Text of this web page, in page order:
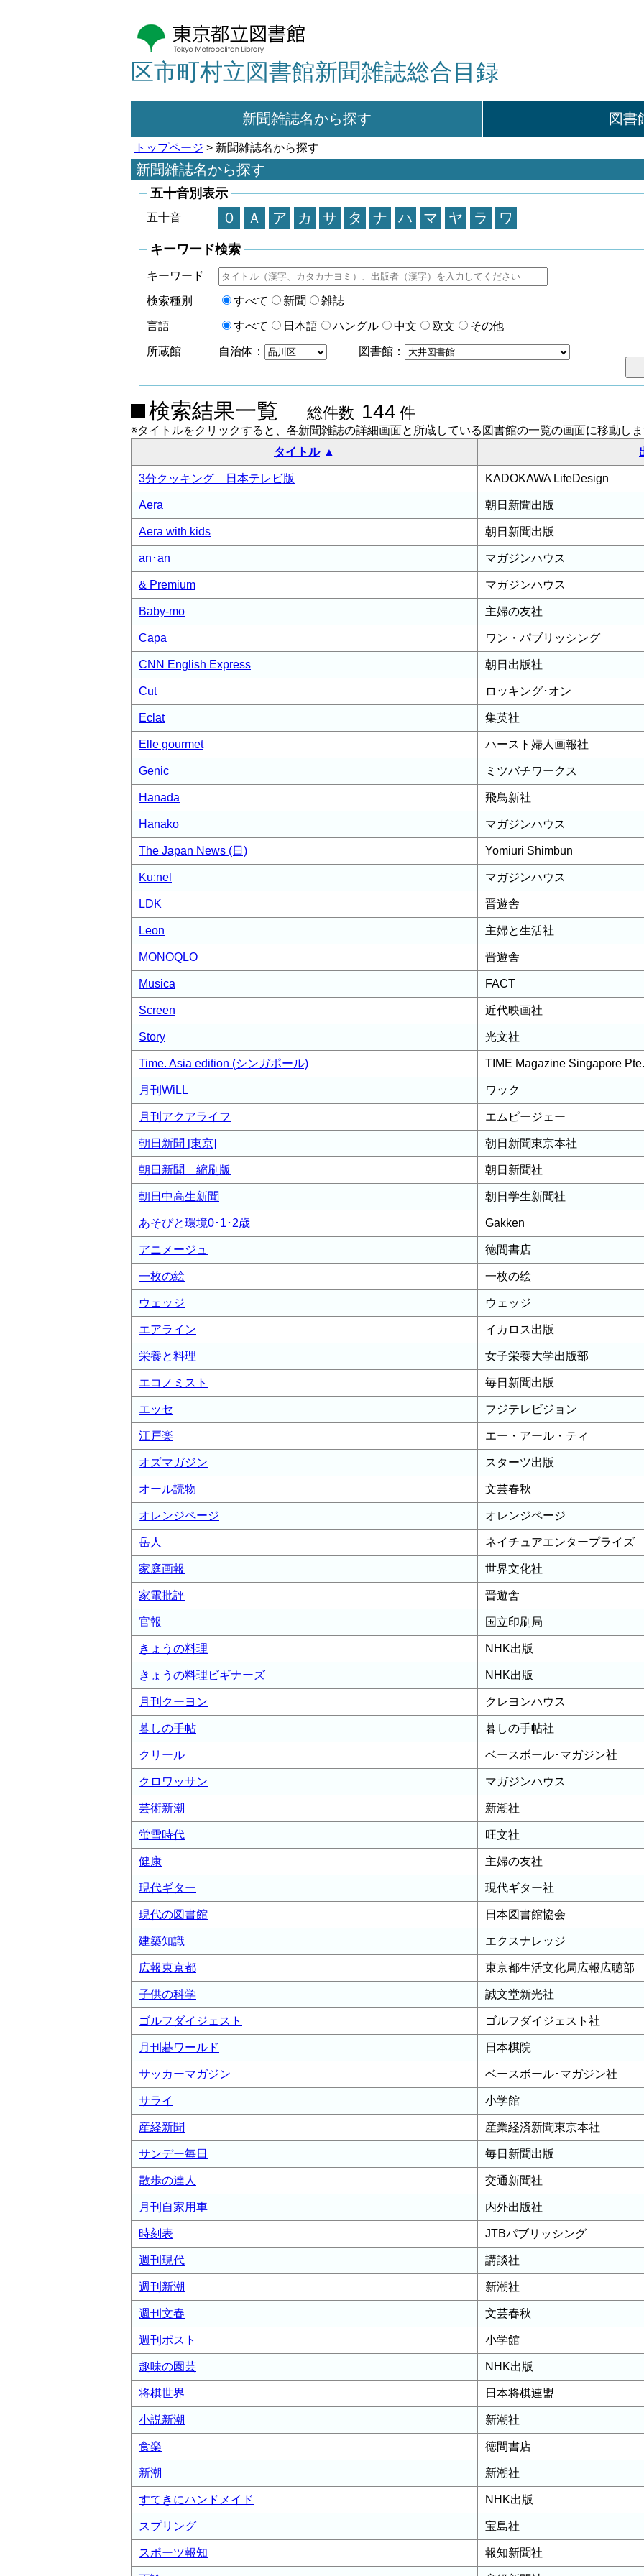
区市町村立図書館新聞雑誌総合目録
新聞雑誌名から探す 図書
トップページ > 新聞雑誌名から探す
新聞雑誌名から探す
五十音別表示
五十音 ０ Ａ ア カ サ タ ナ ハ マ ヤ ラ ワ
キーワード検索
キーワード
検索種別 すべて 新聞 雑誌
言語 すべて 日本語 ハングル 中文 欧文 その他
所蔵館 自治体： 図書館：
検索結果一覧 総件数 144 件
※タイトルをクリックすると、各新聞雑誌の詳細画面と所蔵している図書館の一覧の画面に移動し
タイトル
3分クッキング 日本テレビ版 KADOKAWA LifeDesign
Aera 朝日新聞出版
Aera with kids 朝日新聞出版
an･an マガジンハウス
& Premium マガジンハウス
Baby-mo 主婦の友社
Capa ワン・パブリッシング
CNN English Express 朝日出版社
Cut ロッキング･オン
Eclat 集英社
Elle gourmet ハースト婦人画報社
Genic ミツバチワークス
Hanada 飛鳥新社
Hanako マガジンハウス
The Japan News (日) Yomiuri Shimbun
Ku:nel マガジンハウス
LDK 晋遊舎
Leon 主婦と生活社
MONOQLO 晋遊舎
Musica FACT
Screen 近代映画社
Story 光文社
Time. Asia edition (シンガポール) TIME Magazine Singapore Pte.
月刊WiLL ワック
月刊アクアライフ エムピージェー
朝日新聞 [東京] 朝日新聞東京本社
朝日新聞 縮刷版 朝日新聞社
朝日中高生新聞 朝日学生新聞社
あそびと環境0･1･2歳 Gakken
アニメージュ 徳間書店
一枚の絵 一枚の絵
ウェッジ ウェッジ
エアライン イカロス出版
栄養と料理 女子栄養大学出版部
エコノミスト 毎日新聞出版
エッセ フジテレビジョン
江戸楽 エー・アール・ティ
オズマガジン スターツ出版
オール読物 文芸春秋
オレンジページ オレンジページ
岳人 ネイチュアエンタープライズ
家庭画報 世界文化社
家電批評 晋遊舎
官報 国立印刷局
きょうの料理 NHK出版
きょうの料理ビギナーズ NHK出版
月刊クーヨン クレヨンハウス
暮しの手帖 暮しの手帖社
クリール ベースボール･マガジン社
クロワッサン マガジンハウス
芸術新潮 新潮社
蛍雪時代 旺文社
健康 主婦の友社
現代ギター 現代ギター社
現代の図書館 日本図書館協会
建築知識 エクスナレッジ
広報東京都 東京都生活文化局広報広聴部
子供の科学 誠文堂新光社
ゴルフダイジェスト ゴルフダイジェスト社
月刊碁ワールド 日本棋院
サッカーマガジン ベースボール･マガジン社
サライ 小学館
産経新聞 産業経済新聞東京本社
サンデー毎日 毎日新聞出版
散歩の達人 交通新聞社
月刊自家用車 内外出版社
時刻表 JTBパブリッシング
週刊現代 講談社
週刊新潮 新潮社
週刊文春 文芸春秋
週刊ポスト 小学館
趣味の園芸 NHK出版
将棋世界 日本将棋連盟
小説新潮 新潮社
食楽 徳間書店
新潮 新潮社
すてきにハンドメイド NHK出版
スプリング 宝島社
スポーツ報知 報知新聞社